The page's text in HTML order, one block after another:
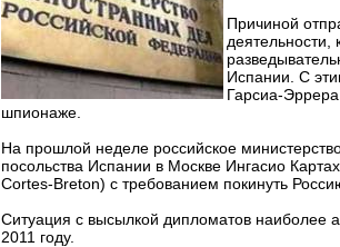
Причиной
деятельности,
Испании. С
Гарсиа-
шпионаже.
На прошлой неделе российское
посольства Испании в Москве Ингасио
Cortes-Breton) с требованием покинуть
Ситуация с высылкой дипломатов наиболее
2011 году.